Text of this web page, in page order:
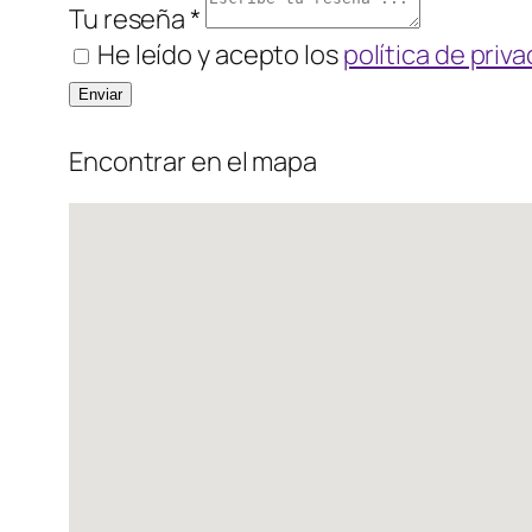
Tu reseña *
He leído y acepto lospolítica de
Encontrar en el mapa